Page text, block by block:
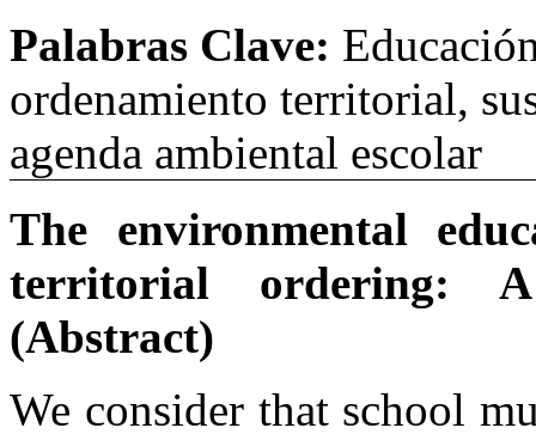
Palabras Clave:
ordenamiento territorial,
agenda ambiental escolar
The environmental
territorial ordering:
(Abstract)
We consider that school